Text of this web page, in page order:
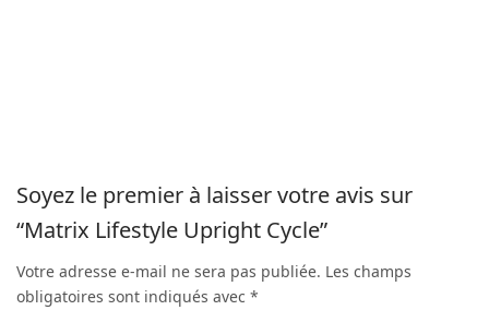
Soyez le premier à laisser votre avis sur
“Matrix Lifestyle Upright Cycle”
Votre adresse e-mail ne sera pas publiée. Les champs
obligatoires sont indiqués avec*